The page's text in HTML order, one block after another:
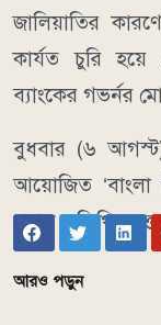
জালিয়াতির
কার্যত চুরি হয়ে
ব্যাংকের গভর্নর
বুধবার (৬ আগস্ট)
আয়োজিত
প্রধান অতিথির
আরও পড়ুন